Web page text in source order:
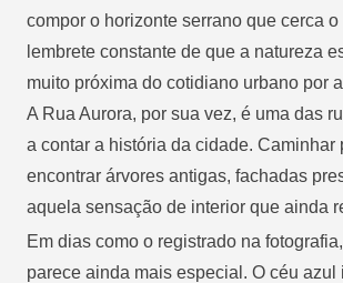
compor o horizonte serrano que cerca
lembrete constante de que a natureza
muito próxima do cotidiano urbano por
A Rua Aurora, por sua vez, é uma das
a contar a história da cidade. Caminhar
encontrar árvores antigas, fachadas
aquela sensação de interior que ainda
Em dias como o registrado na
parece ainda mais especial. O céu azul